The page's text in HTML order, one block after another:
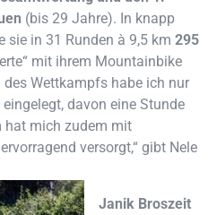
(bis 29 Jahre). In knapp
sie in 31 Runden à 9,5 km 295
mit ihrem Mountainbike
des Wettkampfs habe ich nur
davon eine Stunde
hat mich zudem mit
versorgt,“ gibt Nele
Janik Broszeit